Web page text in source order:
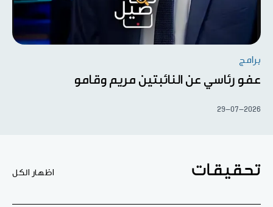
برامج
عفو رئاسي عن النائبتين مريم وقامو
29-07-2026
تحقيقات اظهار الكل